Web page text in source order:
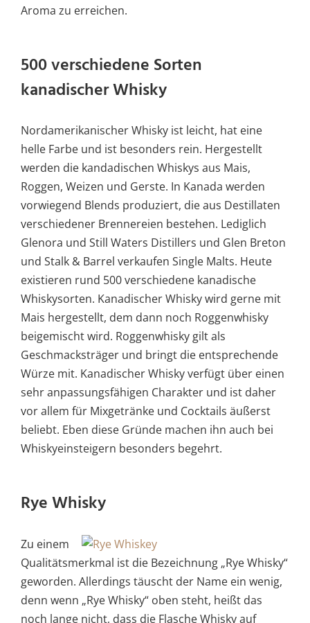
Aroma zu erreichen.
500 verschiedene Sorten
kanadischer Whisky
Nordamerikanischer Whisky ist leicht, hat eine
helle Farbe und ist besonders rein. Hergestellt
werden die kandadischen Whiskys aus Mais,
Roggen, Weizen und Gerste. In Kanada werden
vorwiegend Blends produziert, die aus Destillaten
verschiedener Brennereien bestehen. Lediglich
Glenora und Still Waters Distillers und Glen Breton
und Stalk & Barrel verkaufen Single Malts. Heute
existieren rund 500 verschiedene kanadische
Whiskysorten. Kanadischer Whisky wird gerne mit
Mais hergestellt, dem dann noch Roggenwhisky
beigemischt wird. Roggenwhisky gilt als
Geschmacksträger und bringt die entsprechende
Würze mit. Kanadischer Whisky verfügt über einen
sehr anpassungsfähigen Charakter und ist daher
vor allem für Mixgetränke und Cocktails äußerst
beliebt. Eben diese Gründe machen ihn auch bei
Whiskyeinsteigern besonders begehrt.
Rye Whisky
Zu einem
Qualitätsmerkmal ist die Bezeichnung „Rye Whisky“
geworden. Allerdings täuscht der Name ein wenig,
denn wenn „Rye Whisky“ oben steht, heißt das
noch lange nicht, dass die Flasche Whisky auf